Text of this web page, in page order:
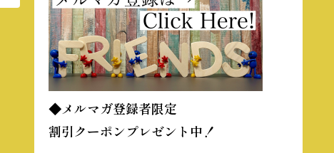
◆メルマガ登録者限定
割引クーポンプレゼント中！